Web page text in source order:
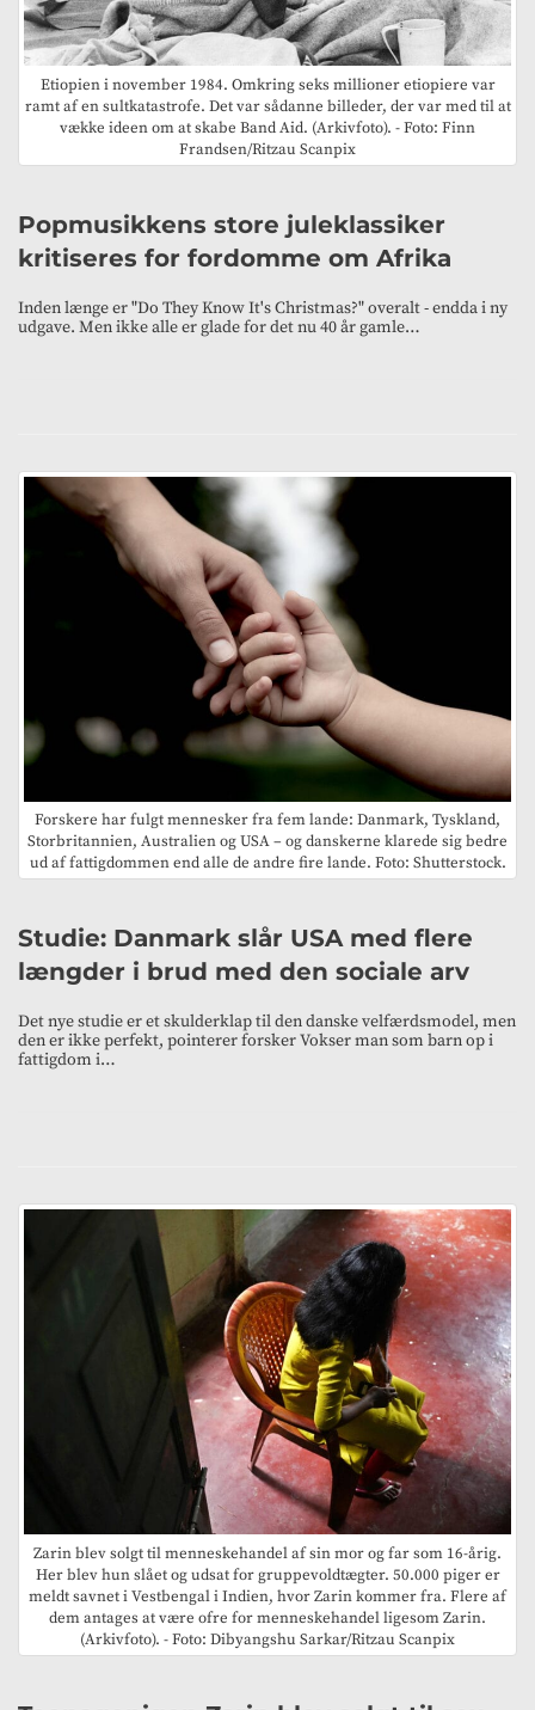
Etiopien i november 1984. Omkring seks millioner etiopiere var
ramt af en sultkatastrofe. Det var sådanne billeder, der var med til at
vække ideen om at skabe Band Aid. (Arkivfoto). - Foto: Finn
Frandsen/Ritzau Scanpix
Popmusikkens store juleklassiker
kritiseres for fordomme om Afrika
Inden længe er "Do They Know It's Christmas?" overalt - endda i ny
udgave. Men ikke alle er glade for det nu 40 år gamle…
Forskere har fulgt mennesker fra fem lande: Danmark, Tyskland,
Storbritannien, Australien og USA – og danskerne klarede sig bedre
ud af fattigdommen end alle de andre fire lande. Foto: Shutterstock.
Studie: Danmark slår USA med flere
længder i brud med den sociale arv
Det nye studie er et skulderklap til den danske velfærdsmodel, men
den er ikke perfekt, pointerer forsker Vokser man som barn op i
fattigdom i…
Zarin blev solgt til menneskehandel af sin mor og far som 16-årig.
Her blev hun slået og udsat for gruppevoldtægter. 50.000 piger er
meldt savnet i Vestbengal i Indien, hvor Zarin kommer fra. Flere af
dem antages at være ofre for menneskehandel ligesom Zarin.
(Arkivfoto). - Foto: Dibyangshu Sarkar/Ritzau Scanpix